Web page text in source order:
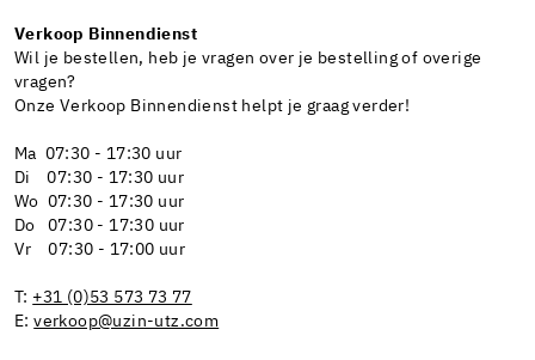
Verkoop Binnendienst
Wil je bestellen, heb je vragen over je bestelling of overige
vragen?
Onze Verkoop Binnendienst helpt je graag verder!
Ma 07:30 - 17:30 uur
Di 07:30 - 17:30 uur
Wo 07:30 - 17:30 uur
Do 07:30 - 17:30 uur
Vr 07:30 - 17:00 uur
T: +31 (0)53 573 73 77
E:verkoop@uzin-utz.com